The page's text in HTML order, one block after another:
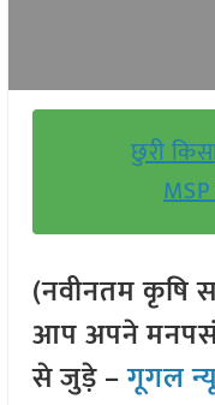
छुरी
(नवीनतम कृषि
आप अपने
से जुड़े –गूगल